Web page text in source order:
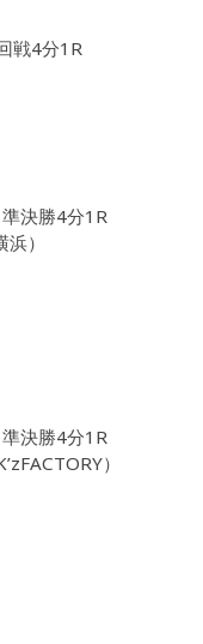
戦4分1R
決勝4分1R
）
決勝4分1R
）